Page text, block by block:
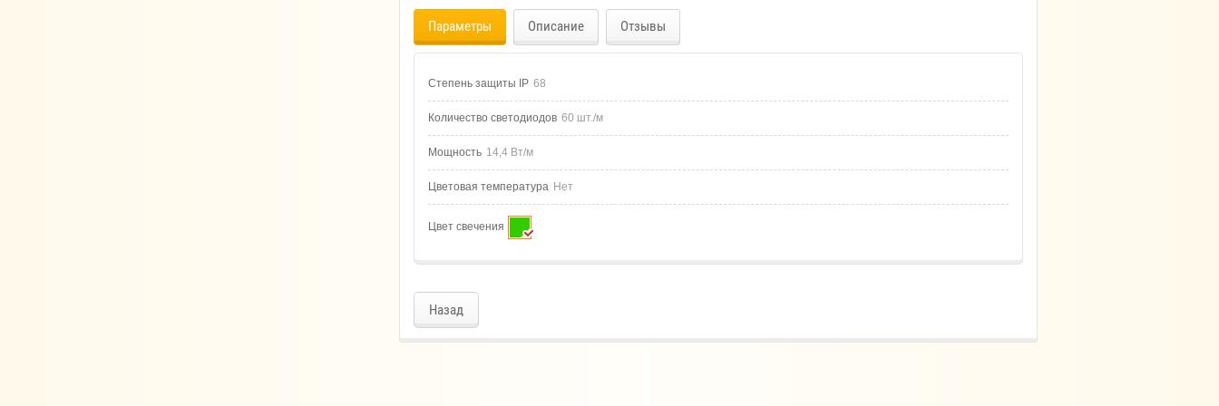
Параметры Описание Отзывы
Степень защиты IP 68
Количество светодиодов 60 шт./м
Мощность 14,4 Вт/м
Цветовая температура Нет
Цвет свечения
Назад